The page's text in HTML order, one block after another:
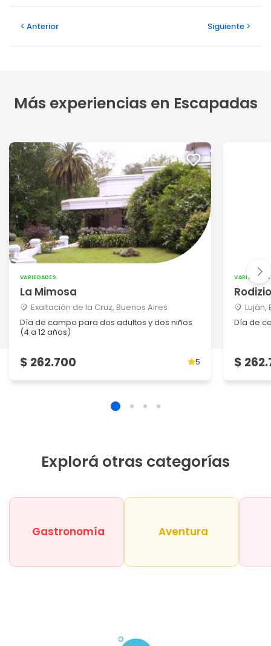
Anterior Siguiente
Más experiencias en Escapadas
VARIEDADES
La Mimosa
Exaltación de la Cruz, Buenos Aires
Día de campo para dos adultos y dos niños
(4 a 12 años)
$ 262.700 5
VARIEDADES
Luján,
Día de
$
Explorá otras categorías
Gastronomía Aventura